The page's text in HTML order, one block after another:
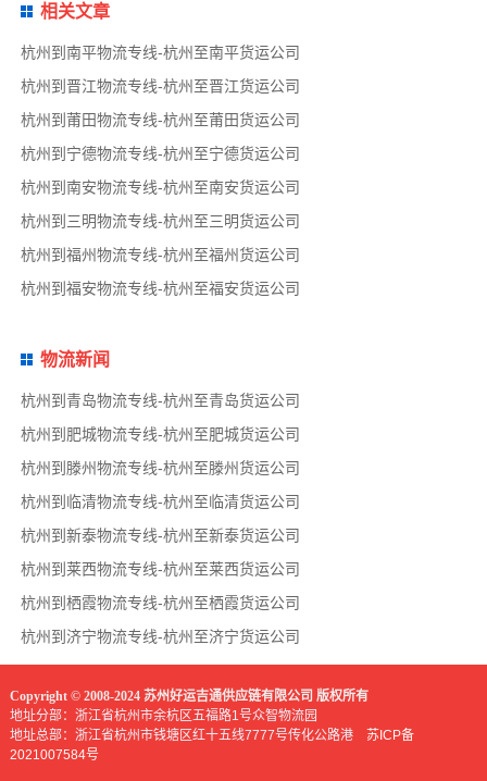
相关文章
杭州到南平物流专线-杭州至南平货运公司
杭州到晋江物流专线-杭州至晋江货运公司
杭州到莆田物流专线-杭州至莆田货运公司
杭州到宁德物流专线-杭州至宁德货运公司
杭州到南安物流专线-杭州至南安货运公司
杭州到三明物流专线-杭州至三明货运公司
杭州到福州物流专线-杭州至福州货运公司
杭州到福安物流专线-杭州至福安货运公司
物流新闻
杭州到青岛物流专线-杭州至青岛货运公司
杭州到肥城物流专线-杭州至肥城货运公司
杭州到滕州物流专线-杭州至滕州货运公司
杭州到临清物流专线-杭州至临清货运公司
杭州到新泰物流专线-杭州至新泰货运公司
杭州到莱西物流专线-杭州至莱西货运公司
杭州到栖霞物流专线-杭州至栖霞货运公司
杭州到济宁物流专线-杭州至济宁货运公司
Copyright © 2008-2024 苏州好运吉通供应链有限公司 版权所有
地址分部：浙江省杭州市余杭区五福路1号众智物流园
地址总部：浙江省杭州市钱塘区红十五线7777号传化公路港 苏ICP备
2021007584号